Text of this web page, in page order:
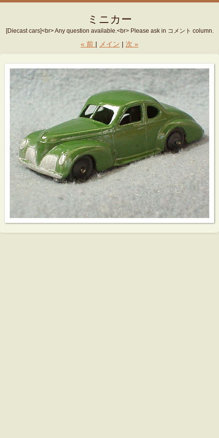
ミニカー
[Diecast cars]<br> Any question available.<br> Please ask in コメント column.
« 前 メイン 次 »